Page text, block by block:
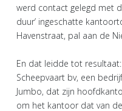
werd contact gelegd met
duur’ ingeschatte
Havenstraat, pal aan de
En dat leidde tot
Scheepvaart bv, een
Jumbo, dat zijn
om het kantoor dat van